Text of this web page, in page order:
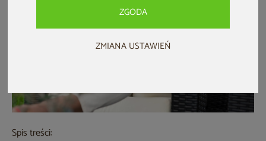
ZGODA
ZMIANA USTAWIEŃ
Spis treści: